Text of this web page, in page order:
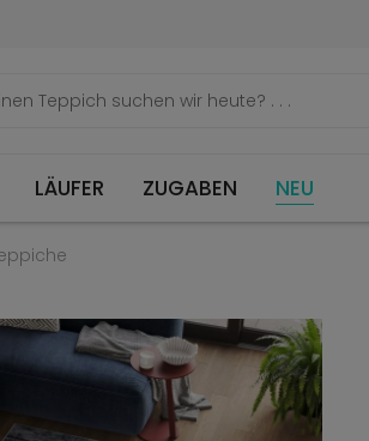
LÄUFER ZUGABEN NEU